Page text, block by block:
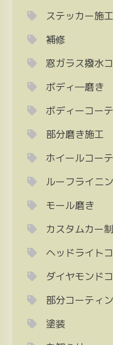
ステッカー施工
補修
窓ガラス撥水
ボディ―磨き
ボディーコー
部分磨き施工
ホイールコー
ルーフライニ
モール磨き
カスタムカー
ヘッドライト
ダイヤモンド
部分コーティ
塗装